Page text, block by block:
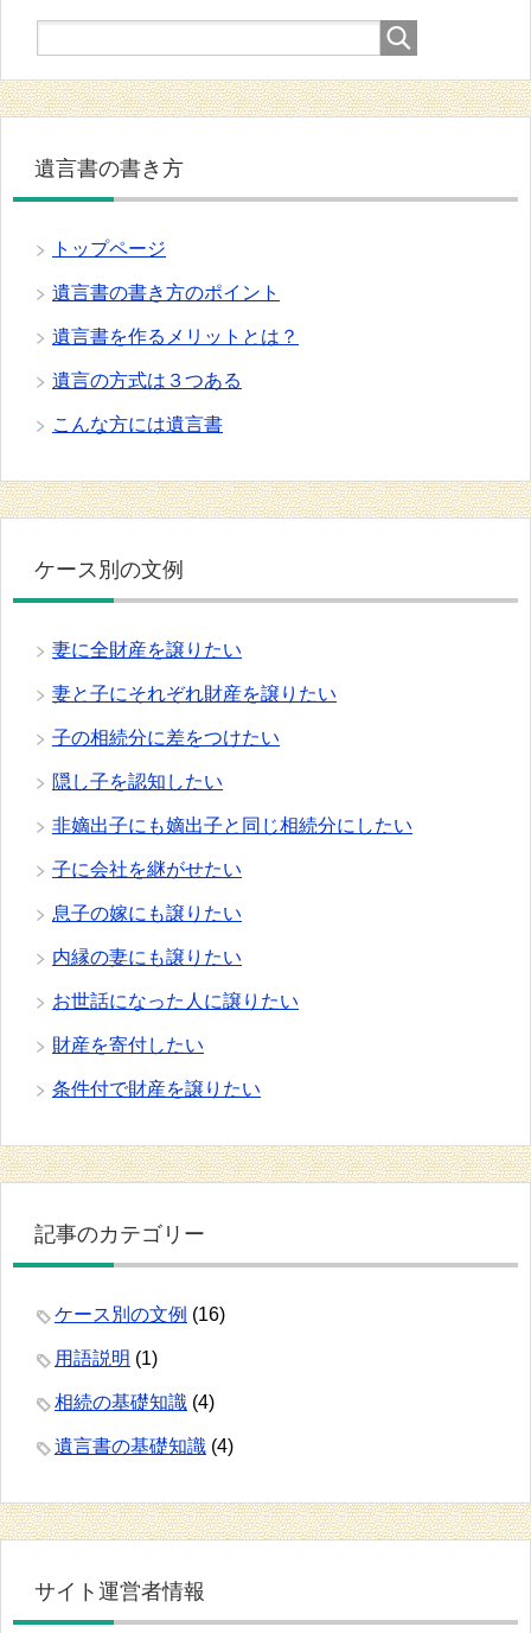
遺言書の書き方
トップページ
遺言書の書き方のポイント
遺言書を作るメリットとは？
遺言の方式は３つある
こんな方には遺言書
ケース別の文例
妻に全財産を譲りたい
妻と子にそれぞれ財産を譲りたい
子の相続分に差をつけたい
隠し子を認知したい
非嫡出子にも嫡出子と同じ相続分にしたい
子に会社を継がせたい
息子の嫁にも譲りたい
内縁の妻にも譲りたい
お世話になった人に譲りたい
財産を寄付したい
条件付で財産を譲りたい
記事のカテゴリー
ケース別の文例 (16)
用語説明 (1)
相続の基礎知識 (4)
遺言書の基礎知識 (4)
サイト運営者情報